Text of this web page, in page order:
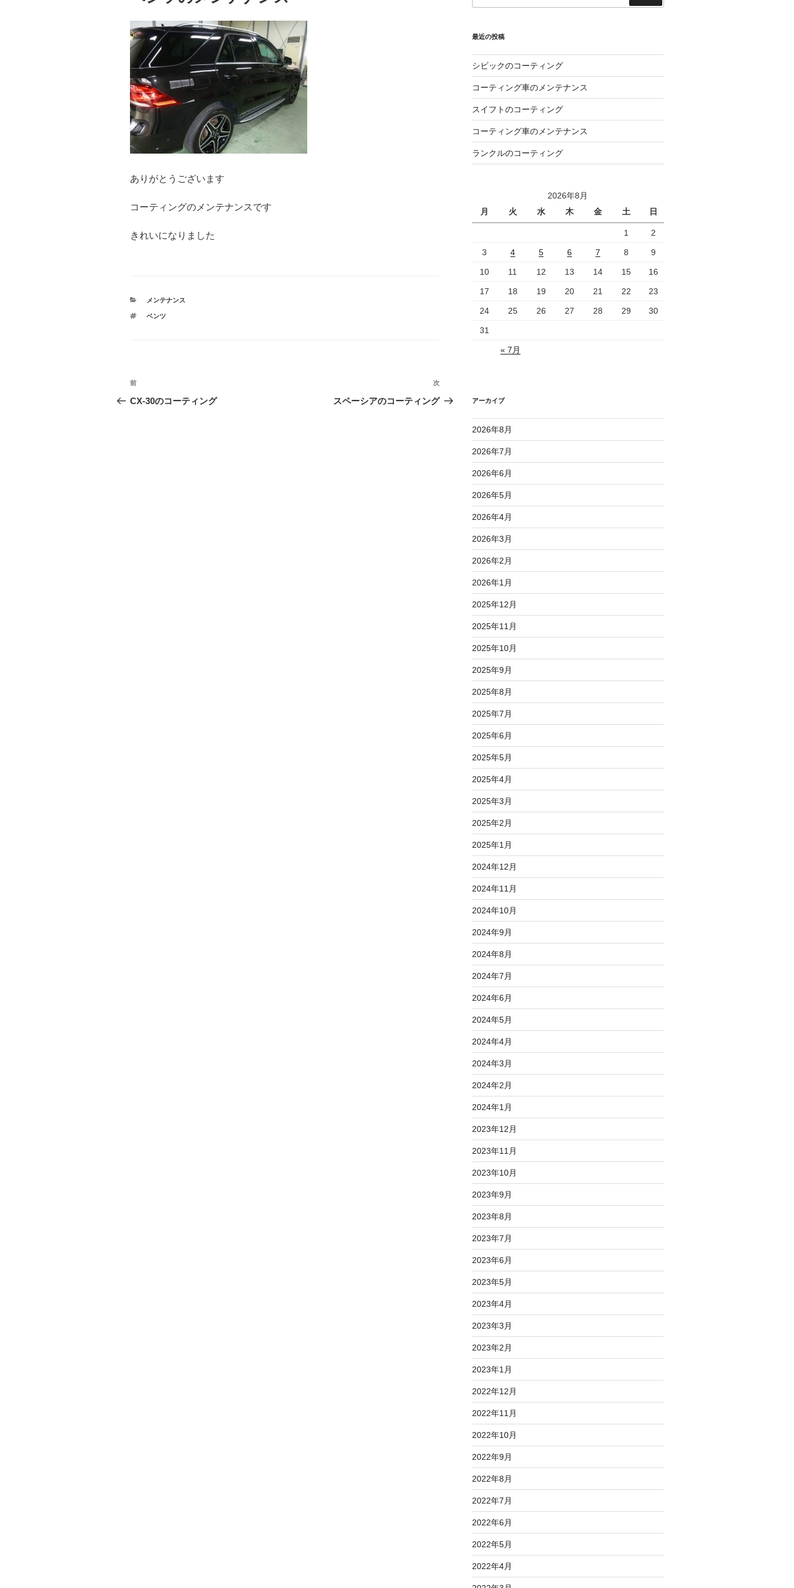
ありがとうございます
コーティングのメンテナンスです
きれいになりました
カ
ゴ
メンテナンス
タ
ベンツ
投
稿
前
の
前
CX-30のコーティング
次
の
次
スペーシアのコーティング
索
最近の投稿
シビックのコーティング
コーティング車のメンテナンス
スイフトのコーティング
コーティング車のメンテナンス
ランクルのコーティング
2026年8月
月
火 水 木 金 土 日
1 2
3 4 5 6 7 8 9
10 11 12 13 14 15 16
17 18 19 20 21 22 23
24 25 26 27 28 29 30
31
« 7月
アーカイブ
2026年8月
2026年7月
2026年6月
2026年5月
2026年4月
2026年3月
2026年2月
2026年1月
2025年12月
2025年11月
2025年10月
2025年9月
2025年8月
2025年7月
2025年6月
2025年5月
2025年4月
2025年3月
2025年2月
2025年1月
2024年12月
2024年11月
2024年10月
2024年9月
2024年8月
2024年7月
2024年6月
2024年5月
2024年4月
2024年3月
2024年2月
2024年1月
2023年12月
2023年11月
2023年10月
2023年9月
2023年8月
2023年7月
2023年6月
2023年5月
2023年4月
2023年3月
2023年2月
2023年1月
2022年12月
2022年11月
2022年10月
2022年9月
2022年8月
2022年7月
2022年6月
2022年5月
2022年4月